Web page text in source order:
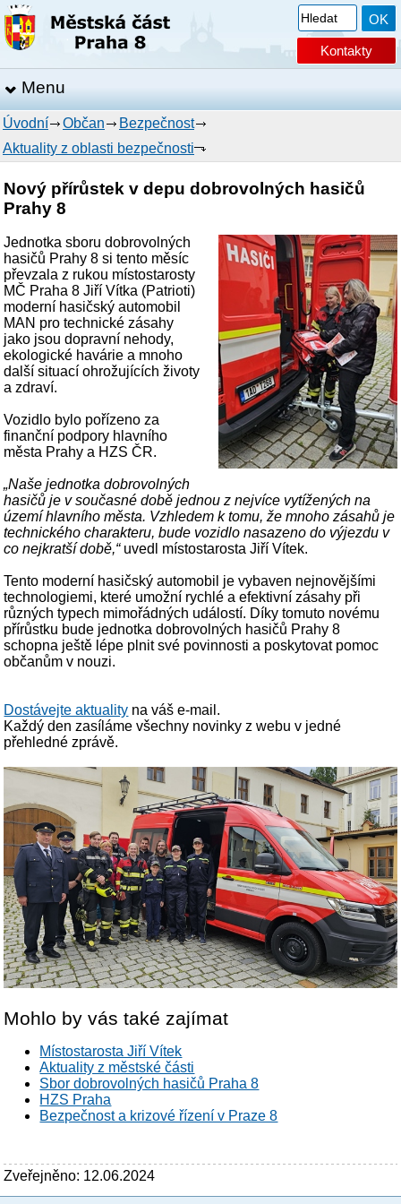
Kontakty
Menu
Úvodní Občan
Bezpečnost
Aktuality z oblasti bezpečnosti
Nový přírůstek v depu dobrovolných hasičů
Prahy 8
Jednotka sboru dobrovolných
hasičů Prahy 8 si tento měsíc
převzala z rukou místostarosty
MČ Praha 8 Jiří Vítka (Patrioti)
moderní hasičský automobil
MAN pro technické zásahy
jako jsou dopravní nehody,
ekologické havárie a mnoho
další situací ohrožujících životy
a zdraví.
Vozidlo bylo pořízeno za
finanční podpory hlavního
města Prahy a HZS ČR.
„Naše jednotka dobrovolných
hasičů je v současné době jednou z nejvíce vytížených na
území hlavního města. Vzhledem k tomu, že mnoho zásahů je
technického charakteru, bude vozidlo nasazeno do výjezdu v
co nejkratší době,“ uvedl místostarosta Jiří Vítek.
Tento moderní hasičský automobil je vybaven nejnovějšími
technologiemi, které umožní rychlé a efektivní zásahy při
různých typech mimořádných událostí. Díky tomuto novému
přírůstku bude jednotka dobrovolných hasičů Prahy 8
schopna ještě lépe plnit své povinnosti a poskytovat pomoc
občanům v nouzi.
Dostávejte aktuality na váš e-mail.
Každý den zasíláme všechny novinky z webu v jedné
přehledné zprávě.
Mohlo by vás také zajímat
Místostarosta Jiří Vítek
Aktuality z městské části
Sbor dobrovolných hasičů Praha 8
HZS Praha
Bezpečnost a krizové řízení v Praze 8
Zveřejněno: 12.06.2024